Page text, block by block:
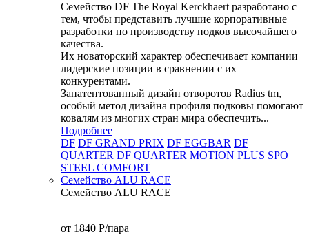
Семейство DF The Royal Kerckhaert разработано с
тем, чтобы представить лучшие корпоративные
разработки по производству подков высочайшего
качества.
Их новаторский характер обеспечивает компании
лидерские позиции в сравнении с их
конкурентами.
Запатентованный дизайн отворотов Radius tm,
особый метод дизайна профиля подковы помогают
ковалям из многих стран мира обеспечить...
Подробнее
DF DF GRAND PRIX DF EGGBAR DF
QUARTER DF QUARTER MOTION PLUS SPO
STEEL COMFORT
Семейство ALU RACE
Семейство ALU RACE
от 1840 P/пара